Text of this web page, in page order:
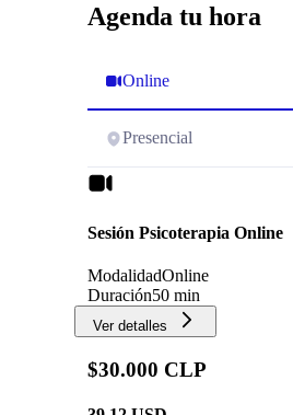
Agenda tu hora
Online
Presencial
Sesión Psicoterapia Online
ModalidadOnline
Duración50 min
Ver detalles
$30.000 CLP